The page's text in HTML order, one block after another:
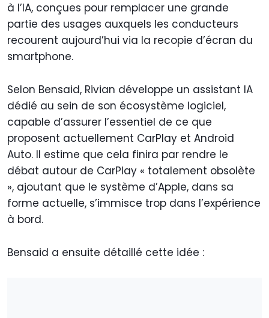
à l’IA, conçues pour remplacer une grande
partie des usages auxquels les conducteurs
recourent aujourd’hui via la recopie d’écran du
smartphone.
Selon Bensaid, Rivian développe un assistant IA
dédié au sein de son écosystème logiciel,
capable d’assurer l’essentiel de ce que
proposent actuellement CarPlay et Android
Auto. Il estime que cela finira par rendre le
débat autour de CarPlay « totalement obsolète
», ajoutant que le système d’Apple, dans sa
forme actuelle, s’immisce trop dans l’expérience
à bord.
Bensaid a ensuite détaillé cette idée :